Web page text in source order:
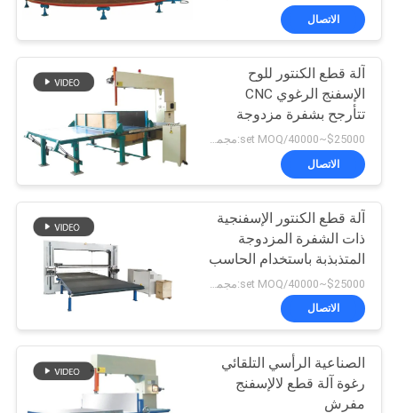
الاتصال
آلة قطع الكنتور للوح
الإسفنج الرغوي CNC
تتأرجح بشفرة مزدوجة
الاتصال
آلة قطع الكنتور الإسفنجية
ذات الشفرة المزدوجة
المتذبذبة باستخدام الحاسب
الآلي
الاتصال
الصناعية الرأسي التلقائي
رغوة آلة قطع لالإسفنج
مفرش